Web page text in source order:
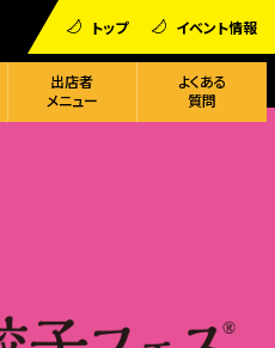
トップ イベント情報
出店者
メニュー
よくある
質問